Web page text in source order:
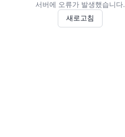
서버에 오류가 발생했습니다.
새로고침